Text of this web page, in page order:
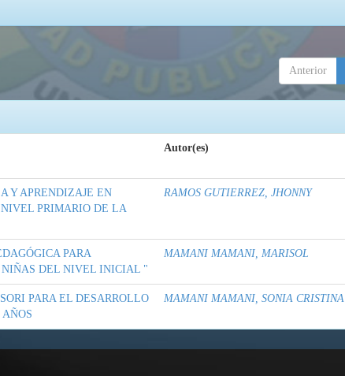
Anterior
Autor(es)
Y APRENDIZAJE EN
PRIMARIO DE LA
RAMOS GUTIERREZ, JHONNY
PARA
NIÑAS DEL NIVEL INICIAL "
MAMANI MAMANI, MARISOL
PARA EL DESARROLLO
MAMANI MAMANI, SONIA CRISTINA